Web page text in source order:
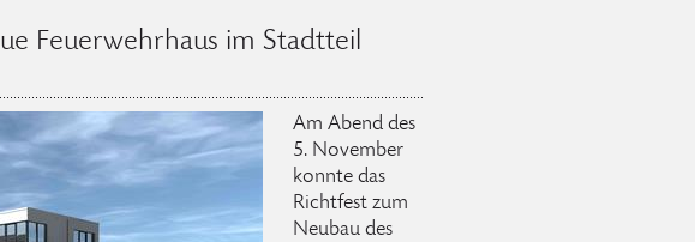
Feuerwehrhaus im Stadtteil
Am Abend des
5. November
konnte das
Richtfest zum
Neubau des